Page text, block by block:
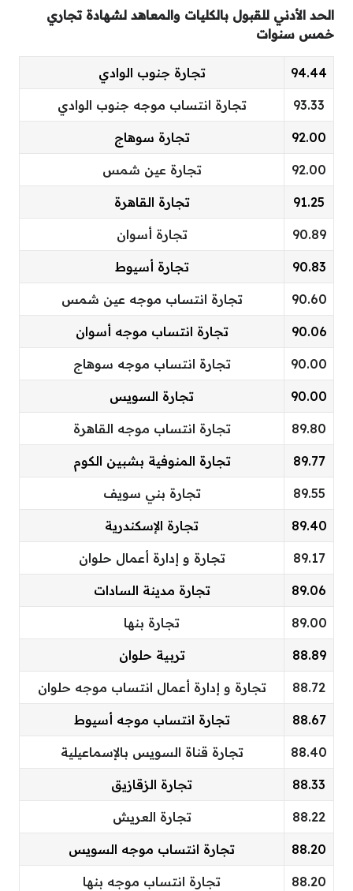
الحد الأدني للقبول بالكليات والمعاهد لشهادة تجاري
خمس سنوات
تجارة جنوب الوادي 94.44
تجارة انتساب موجه جنوب الوادي 93.33
تجارة سوهاج 92.00
تجارة عين شمس 92.00
تجارة القاهرة 91.25
تجارة أسوان 90.89
تجارة أسيوط 90.83
تجارة انتساب موجه عين شمس 90.60
تجارة انتساب موجه أسوان 90.06
تجارة انتساب موجه سوهاج 90.00
تجارة السويس 90.00
تجارة انتساب موجه القاهرة 89.80
تجارة المنوفية بشبين الكوم 89.77
تجارة بني سويف 89.55
تجارة الإسكندرية 89.40
تجارة و إدارة أعمال حلوان 89.17
تجارة مدينة السادات 89.06
تجارة بنها 89.00
تربية حلوان 88.89
تجارة و إدارة أعمال انتساب موجه حلوان 88.72
تجارة انتساب موجه أسيوط 88.67
تجارة قناة السويس بالإسماعيلية 88.40
تجارة الزقازيق 88.33
تجارة العريش 88.22
تجارة انتساب موجه السويس 88.20
تجارة انتساب موجه بنها 88.20